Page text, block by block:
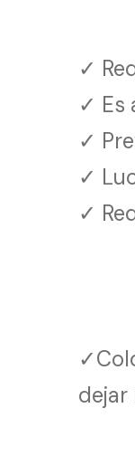
✓
✓ Es
✓
✓
✓
dejar